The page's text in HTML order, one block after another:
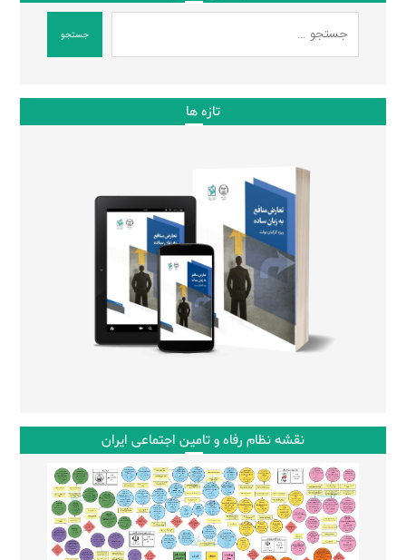
جستجو
تازه ها
نقشه نظام رفاه و تامین اجتماعی ایران